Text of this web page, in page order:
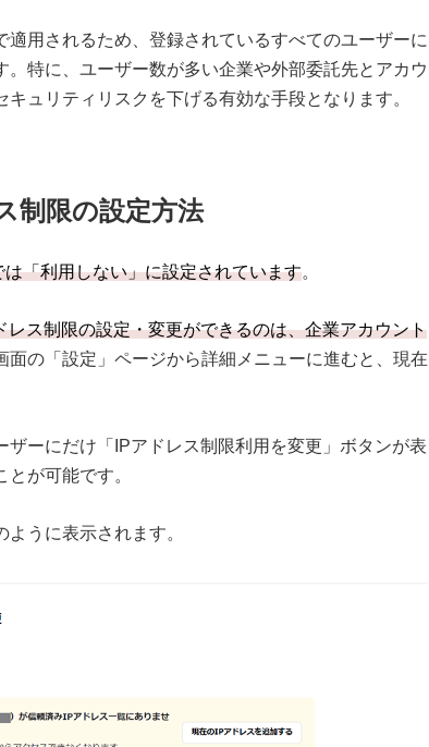
適用されるため、登録されているすべてのユーザーに
。特に、ユーザー数が多い企業や外部委託先とアカウ
ュリティリスクを下げる有効な手段となります。
制限の設定方法
「利用しない」に設定されています。
レス制限の設定・変更ができるのは、企業アカウント
面の「設定」ページから詳細メニューに進むと、現在
ーにだけ「IPアドレス制限利用を変更」ボタンが表
が可能です。
ように表示されます。